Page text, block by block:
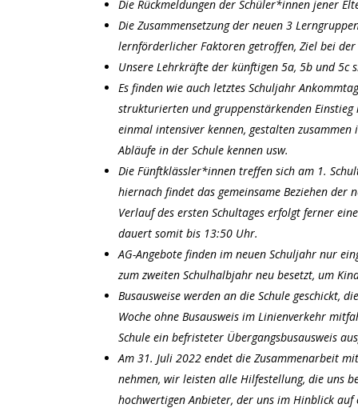
Die Rückmeldungen der Schüler*innen jener
Die Zusammensetzung der neuen 3
lernförderlicher Faktoren getroffen, Ziel bei
Unsere Lehrkräfte der künftigen 5a, 5b und 5c
Es finden wie auch letztes Schuljahr
strukturierten und gruppenstärkenden
einmal intensiver kennen, gestalten
Abläufe in der Schule kennen usw.
Die Fünftklässler*innen treffen sich am 1.
hiernach findet das gemeinsame Beziehen der
Verlauf des ersten Schultages erfolgt ferner
dauert somit bis 13:50 Uhr.
AG-Angebote finden im neuen Schuljahr nur
zum zweiten Schulhalbjahr neu besetzt, um
Busausweise werden an die Schule geschickt,
Woche ohne Busausweis im Linienverkehr
Schule ein befristeter Übergangsbusausweis
Am 31. Juli 2022 endet die Zusammenarbeit
nehmen, wir leisten alle Hilfestellung, die uns
hochwertigen Anbieter, der uns im Hinblick